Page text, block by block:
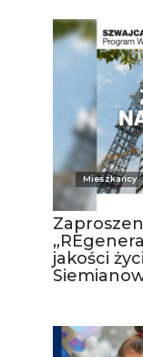
Mieszkańcy
jakości